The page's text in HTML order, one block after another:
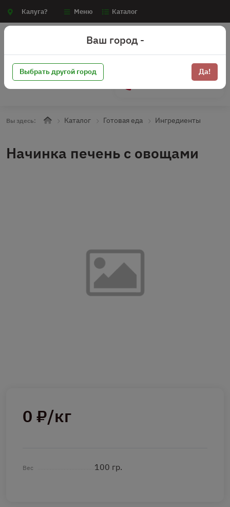
Калуга? Меню Каталог
Вы здесь: Каталог Готовая еда Ингредиенты
Начинка печень с овощами
0 ₽/кг
Вес 100 гр.
Ваш город -
Выбрать другой город Да!